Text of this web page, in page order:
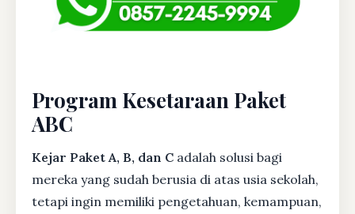
Program Kesetaraan Paket
ABC
Kejar Paket A, B, dan C adalah solusi bagi
mereka yang sudah berusia di atas usia sekolah,
tetapi ingin memiliki pengetahuan, kemampuan,